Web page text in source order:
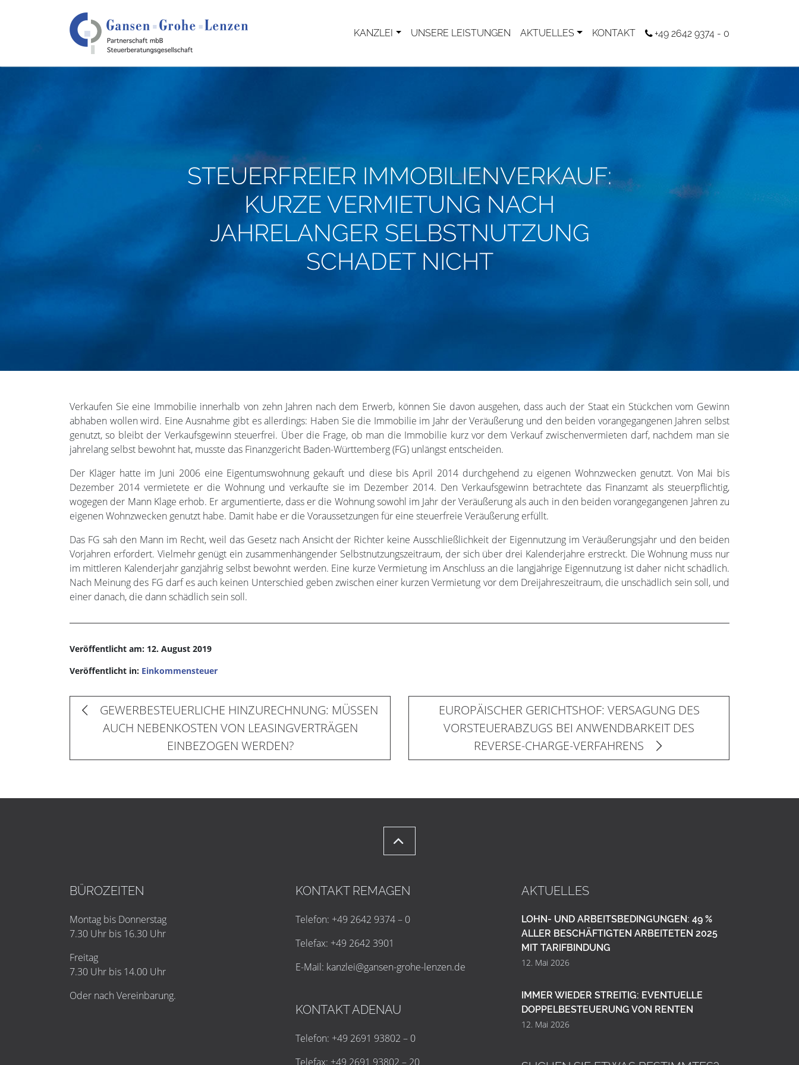
KANZLEI UNSERE LEISTUNGEN AKTUELLES KONTAKT +49 2642 9374 - 0
STEUERFREIER IMMOBILIENVERKAUF:
KURZE VERMIETUNG NACH
JAHRELANGER SELBSTNUTZUNG
SCHADET NICHT
Verkaufen Sie eine Immobilie innerhalb von zehn Jahren nach dem Erwerb, können Sie davon ausgehen, dass auch der Staat ein Stückchen vom Gewinn
abhaben wollen wird. Eine Ausnahme gibt es allerdings: Haben Sie die Immobilie im Jahr der Veräußerung und den beiden vorangegangenen Jahren selbst
genutzt, so bleibt der Verkaufsgewinn steuerfrei. Über die Frage, ob man die Immobilie kurz vor dem Verkauf zwischenvermieten darf, nachdem man sie
jahrelang selbst bewohnt hat, musste das Finanzgericht Baden-Württemberg (FG) unlängst entscheiden.
Der Kläger hatte im Juni 2006 eine Eigentumswohnung gekauft und diese bis April 2014 durchgehend zu eigenen Wohnzwecken genutzt. Von Mai bis
Dezember 2014 vermietete er die Wohnung und verkaufte sie im Dezember 2014. Den Verkaufsgewinn betrachtete das Finanzamt als steuerpflichtig,
wogegen der Mann Klage erhob. Er argumentierte, dass er die Wohnung sowohl im Jahr der Veräußerung als auch in den beiden vorangegangenen Jahren zu
eigenen Wohnzwecken genutzt habe. Damit habe er die Voraussetzungen für eine steuerfreie Veräußerung erfüllt.
Das FG sah den Mann im Recht, weil das Gesetz nach Ansicht der Richter keine Ausschließlichkeit der Eigennutzung im Veräußerungsjahr und den beiden
Vorjahren erfordert. Vielmehr genügt ein zusammenhängender Selbstnutzungszeitraum, der sich über drei Kalenderjahre erstreckt. Die Wohnung muss nur
im mittleren Kalenderjahr ganzjährig selbst bewohnt werden. Eine kurze Vermietung im Anschluss an die langjährige Eigennutzung ist daher nicht schädlich.
Nach Meinung des FG darf es auch keinen Unterschied geben zwischen einer kurzen Vermietung vor dem Dreijahreszeitraum, die unschädlich sein soll, und
einer danach, die dann schädlich sein soll.
Veröffentlicht am: 12. August 2019
Veröffentlicht in: Einkommensteuer
GEWERBESTEUERLICHE HINZURECHNUNG: MÜSSEN
AUCH NEBENKOSTEN VON LEASINGVERTRÄGEN
EINBEZOGEN WERDEN?
EUROPÄISCHER GERICHTSHOF: VERSAGUNG DES
VORSTEUERABZUGS BEI ANWENDBARKEIT DES
REVERSE-CHARGE-VERFAHRENS
BÜROZEITEN
Montag bis Donnerstag
7.30 Uhr bis 16.30 Uhr
Freitag
7.30 Uhr bis 14.00 Uhr
Oder nach Vereinbarung.
KONTAKT REMAGEN
Telefon: +49 2642 9374 – 0
Telefax: +49 2642 3901
E-Mail: kanzlei@gansen-grohe-lenzen.de
KONTAKT ADENAU
Telefon: +49 2691 93802 – 0
Telefax: +49 2691 93802 – 20
AKTUELLES
LOHN- UND ARBEITSBEDINGUNGEN: 49 %
ALLER BESCHÄFTIGTEN ARBEITETEN 2025
MIT TARIFBINDUNG
12. Mai 2026
IMMER WIEDER STREITIG: EVENTUELLE
DOPPELBESTEUERUNG VON RENTEN
12. Mai 2026